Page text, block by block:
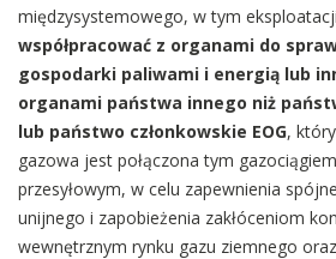
międzysystemowego, w tym
współpracować z organami do
gospodarki paliwami i energią lub
organami państwa innego niż
lub państwo członkowskie EOG,
gazowa jest połączona tym
przesyłowym, w celu zapewnienia
unijnego i zapobieżenia zakłóceniom
wewnętrznym rynku gazu ziemnego